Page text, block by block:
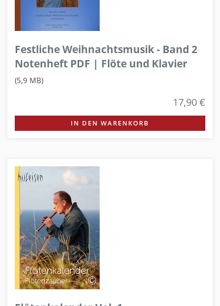
Festliche Weihnachtsmusik - Band 2
Notenheft PDF | Flöte und Klavier
(5,9 MB)
17,90 €
IN DEN WARENKORB